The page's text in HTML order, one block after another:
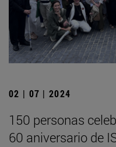
02 | 07 | 2024
150 personas
60 aniversario de